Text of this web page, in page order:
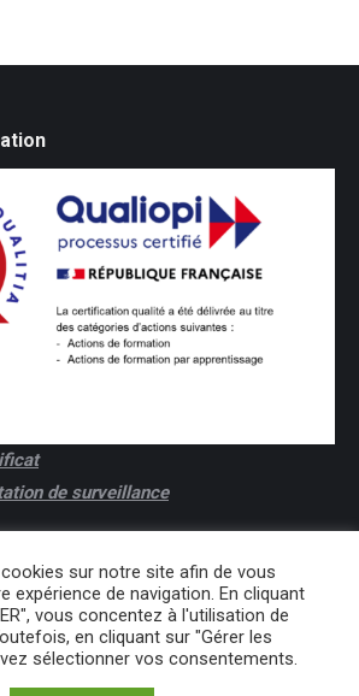
de surveillance
sur notre site afin de vous
expérience de navigation. En cliquant
vous concentez à l'utilisation de
en cliquant sur "Gérer les
sélectionner vos consentements.